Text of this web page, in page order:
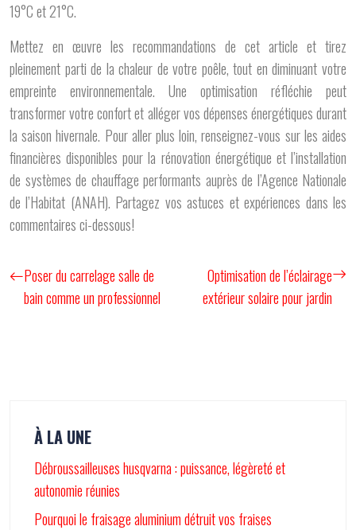
19°C et 21°C.
Mettez en œuvre les recommandations de cet article et tirez
pleinement parti de la chaleur de votre poêle, tout en diminuant votre
empreinte environnementale. Une optimisation réfléchie peut
transformer votre confort et alléger vos dépenses énergétiques durant
la saison hivernale. Pour aller plus loin, renseignez-vous sur les aides
financières disponibles pour la rénovation énergétique et l’installation
de systèmes de chauffage performants auprès de l’Agence Nationale
de l’Habitat (ANAH). Partagez vos astuces et expériences dans les
commentaires ci-dessous!
Poser du carrelage salle de
bain comme un professionnel
Optimisation de l’éclairage
extérieur solaire pour jardin
À LA UNE
Débroussailleuses husqvarna : puissance, légèreté et
autonomie réunies
Pourquoi le fraisage aluminium détruit vos fraises